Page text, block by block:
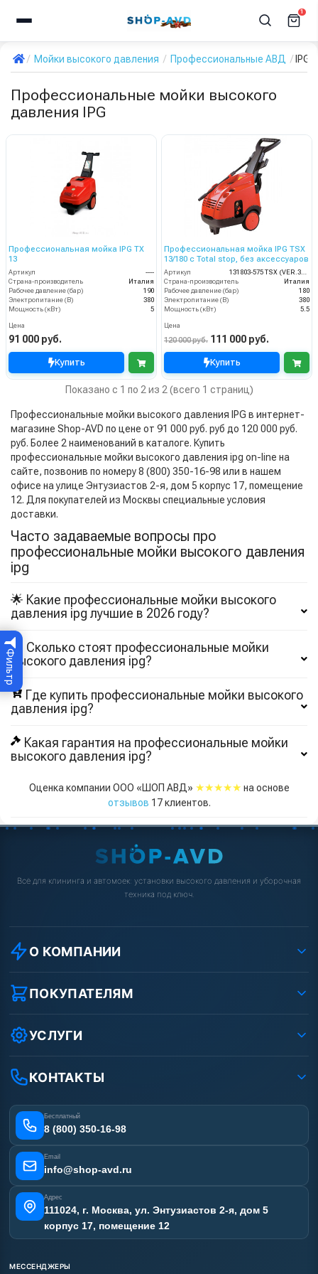
1
Мойки высокого давления Профессиональные АВД IPG
Фильтр
Профессиональные мойки высокого
давления IPG
Профессиональная мойка IPG TX
13
Артикул
----
Страна-производитель
Италия
Рабочее давление (бар)
190
Электропитание (В)
380
Мощность (кВт)
5
Цена
91 000 руб.
Купить
Профессиональная мойка IPG TSX
13/180 с Total stop, без аксессуаров
Артикул
131803-575 TSX (VER.351)
Страна-производитель
Италия
Рабочее давление (бар)
180
Электропитание (В)
380
Мощность (кВт)
5.5
Цена
120 000 руб. 111 000 руб.
Купить
Показано с 1 по 2 из 2 (всего 1 страниц)
Профессиональные мойки высокого давления IPG в интернет-
магазине Shop-AVD по цене от 91 000 руб. руб до 120 000 руб.
руб. Более 2 наименований в каталоге. Купить
профессиональные мойки высокого давления ipg on-line на
сайте, позвонив по номеру 8 (800) 350-16-98 или в нашем
офисе на улице Энтузиастов 2-я, дом 5 корпус 17, помещение
12. Для покупателей из Москвы специальные условия
доставки.
Часто задаваемые вопросы про
профессиональные мойки высокого давления
ipg
🌟 Какие профессиональные мойки высокого
давления ipg лучшие в 2026 году?
🔖 Сколько стоят профессиональные мойки
высокого давления ipg?
Где купить профессиональные мойки высокого
давления ipg?
Какая гарантия на профессиональные мойки
высокого давления ipg?
Оценка компании ООО «ШОП АВД» ★★★★★ на основе
отзывов 17клиентов.
Всё для клининга и автомоек: установки высокого давления и уборочная
техника под ключ.
О КОМПАНИИ
О компании
Реквизиты ООО «Шоп АВД»
Условия соглашения
Вакансии
Статьи
ПОКУПАТЕЛЯМ
Как заказать?
Оплата
Лизинг
Получить скидку
УСЛУГИ
Услуги
Аренда АВД
Сертификаты
Наши работы
Карта сайта
КОНТАКТЫ
Бесплатный
8 (800) 350-16-98
Email
info@shop-avd.ru
Адрес
111024, г. Москва, ул. Энтузиастов 2-я, дом 5
корпус 17, помещение 12
МЕССЕНДЖЕРЫ